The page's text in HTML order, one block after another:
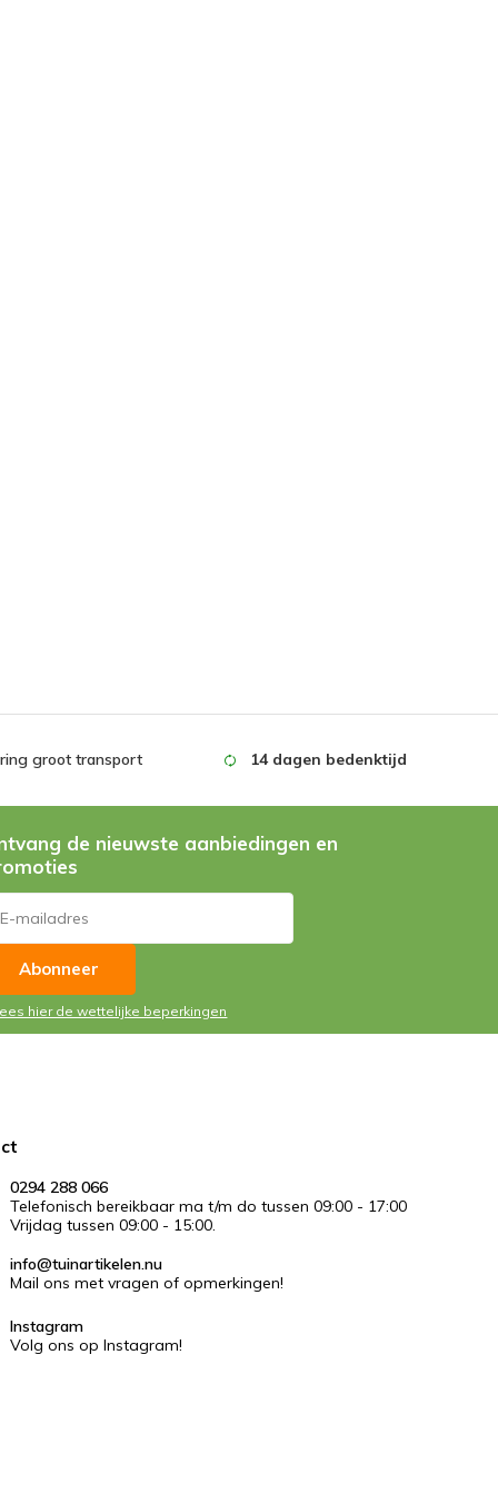
groot transport 14 dagen bedenktijd
de nieuwste aanbiedingen en
Abonneer
hier de wettelijke beperkingen
0294 288 066
Telefonisch bereikbaar ma t/m do tussen 09:00 - 17:00
Vrijdag tussen 09:00 - 15:00.
info@tuinartikelen.nu
Mail ons met vragen of opmerkingen!
Instagram
Volg ons op Instagram!